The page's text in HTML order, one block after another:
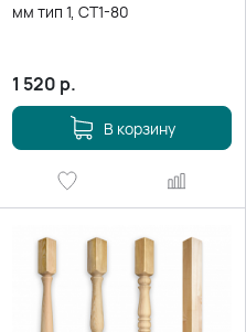
мм тип 1, СТ1-80
1 520 р.
В корзину